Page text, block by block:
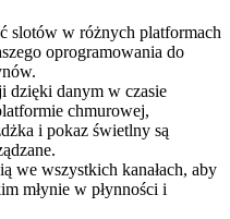
slotów w różnych platformach
oprogramowania do
dzięki danym w czasie
chmurowej,
i pokaz świetlny są
we wszystkich kanałach, aby
młynie w płynności i